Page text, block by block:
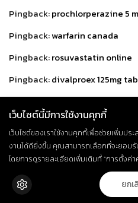
Pingback:prochlorperazine 5
Pingback:warfarin canada
Pingback:rosuvastatin online
Pingback:divalproex 125mg
Pingback:where to buy
buy acetazolamide
Pingback: fluconazole 150 mg
Pingback:
phenytoin 100mg
Pingback:
cheapest
เว็บไซต์นี้มีการใช้งานคุกกี้
เว็บไซต์ของเราใช้งานคุกกี้เพื่อช่วยเพิ่มปร
งานได้ดียิ่งขึ้น คุณสามารถเลือกที่จะยอมรั
โดยการดูรายละเอียดเพิ่มเติมที่ “การตั้งค่
ยกเ